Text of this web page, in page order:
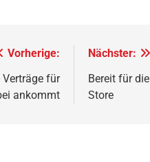
Vorherige:
für
ankommt
Nächster:
Bereit für
Store